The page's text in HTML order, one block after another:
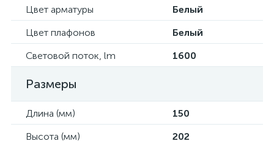
Цвет арматуры
Белый
Цвет плафонов
Белый
Световой поток, lm
1600
Размеры
Длина (мм)
150
Высота (мм)
202